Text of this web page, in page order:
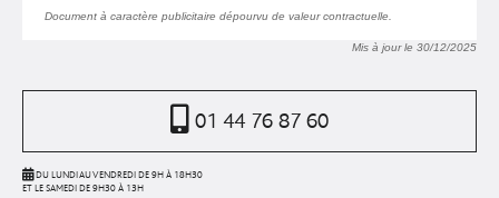
Document à caractère publicitaire dépourvu de valeur contractuelle.
Mis à jour le 30/12/2025
01 44 76 87 60
DU LUNDI AU VENDREDI DE 9H À 18H30
ET LE SAMEDI DE 9H30 À 13H